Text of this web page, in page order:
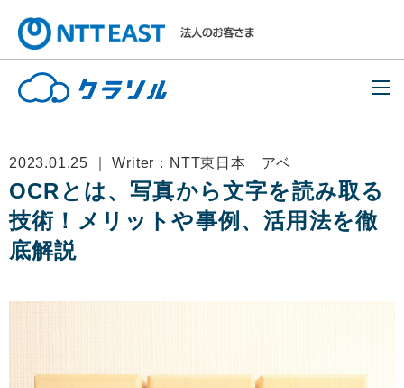
2023.01.25 ｜ Writer：NTT東日本 アベ
OCRとは、写真から文字を読み取る
技術！メリットや事例、活用法を徹
底解説